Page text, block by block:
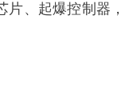
片、起爆控制器